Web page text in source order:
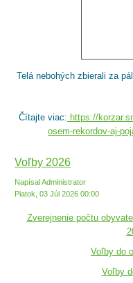
Telá nebohých zbierali za
Čítajte viac: https://
osem-rekordov-aj-
Voľby 2026
Napísal Administrator
Piatok, 03 Júl 2026 00:00
Zverejnenie počtu
Voľby do
Voľby